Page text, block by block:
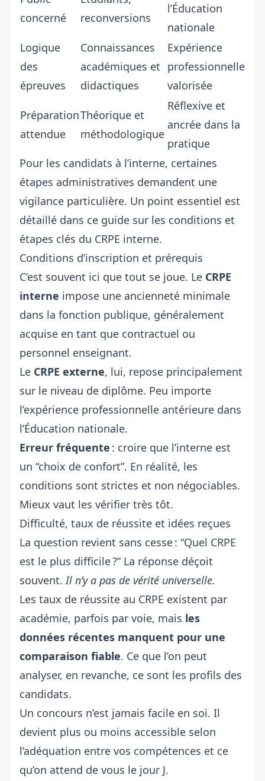
concerné
reconversions
l’Éducation
nationale
Logique
des
épreuves
Connaissances
académiques et
didactiques
Expérience
professionnelle
valorisée
Préparation
attendue
Théorique et
méthodologique
Réflexive et
ancrée dans la
pratique
Pour les candidats à l’interne, certaines
étapes administratives demandent une
vigilance particulière. Un point essentiel est
détaillé dans ce guide sur les conditions et
étapes clés du CRPE interne.
Conditions d’inscription et prérequis
C’est souvent ici que tout se joue. Le CRPE
interne impose une ancienneté minimale
dans la fonction publique, généralement
acquise en tant que contractuel ou
personnel enseignant.
Le CRPE externe, lui, repose principalement
sur le niveau de diplôme. Peu importe
l’expérience professionnelle antérieure dans
l’Éducation nationale.
Erreur fréquente : croire que l’interne est
un “choix de confort”. En réalité, les
conditions sont strictes et non négociables.
Mieux vaut les vérifier très tôt.
Difficulté, taux de réussite et idées reçues
La question revient sans cesse : “Quel CRPE
est le plus difficile ?” La réponse déçoit
souvent.Il n’y a pas de vérité universelle.
Les taux de réussite au CRPE existent par
académie, parfois par voie, mais les
données récentes manquent pour une
comparaison fiable. Ce que l’on peut
analyser, en revanche, ce sont les profils des
candidats.
Un concours n’est jamais facile en soi. Il
devient plus ou moins accessible selon
l’adéquation entre vos compétences et ce
qu’on attend de vous le jour J.